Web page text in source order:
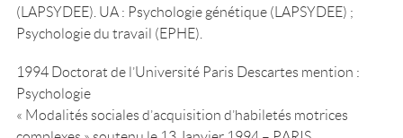
(LAPSYDEE). UA : Psychologie génétique (LAPSYDEE) ;
Psychologie du travail (EPHE).
1994 Doctorat de l’Université Paris Descartes mention :
Psychologie
« Modalités sociales d’acquisition d’habiletés motrices